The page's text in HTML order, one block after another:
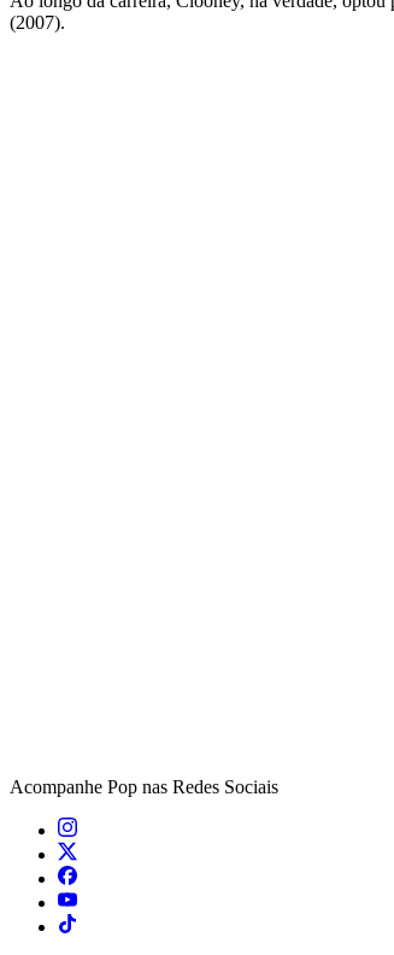
(2007).
Acompanhe Pop nas Redes Sociais